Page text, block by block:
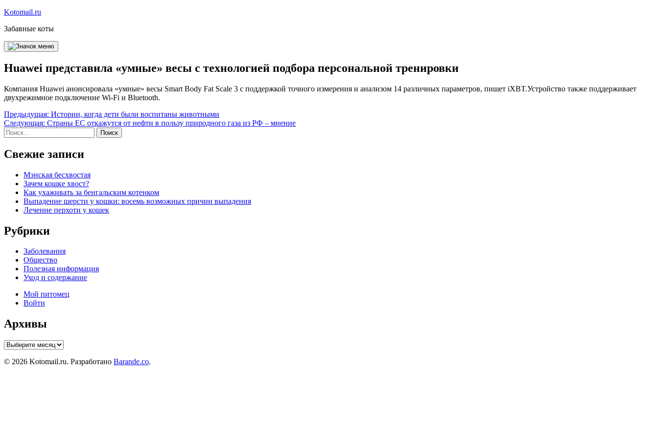
Перейти
содержимому
Kotomail.ru
Забавные коты
Huawei представила «умные» весы с технологией подбора персональной тренировки
Компания Huawei анонсировала «умные» весы Smart Body Fat Scale 3 с поддержкой точного измерения и анализом 14 различных параметров, пишет iXBT.Устройство также поддерживает
двухрежимное подключение Wi-Fi и Bluetooth.
Навигация
по
записям
Предыдущая: Истории, когда дети были воспитаны животными
Следующая: Страны ЕС откажутся от нефти в пользу природного газа из РФ – мнение
Найти:
Свежие записи
Мэнская бесхвостая
Зачем кошке хвост?
Как ухаживать за бенгальским котенком
Выпадение шерсти у кошки: восемь возможных причин выпадения
Лечение перхоти у кошек
Рубрики
Заболевания
Общество
Полезная информация
Уход и содержание
Мой питомец
Войти
Архивы
Архивы
© 2026 Kotomail.ru. Разработано Barande.co.